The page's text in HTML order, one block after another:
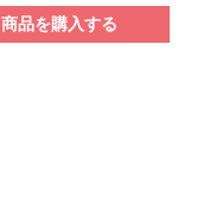
商品を購入する